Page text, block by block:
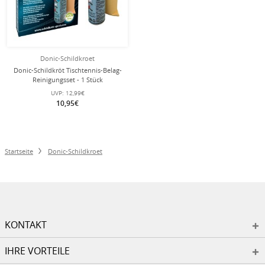
Donic-Schildkroet
Donic-Schildkröt Tischtennis-Belag-
Reinigungsset - 1 Stück
UVP: 12,99€
10,95€
Startseite Donic-Schildkroet
KONTAKT
IHRE VORTEILE